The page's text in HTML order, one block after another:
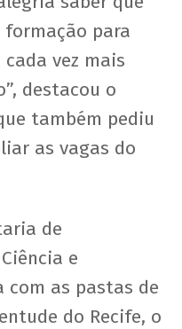
para
vez mais
destacou o
também pediu
as vagas do
de
e
com as pastas de
do Recife, o